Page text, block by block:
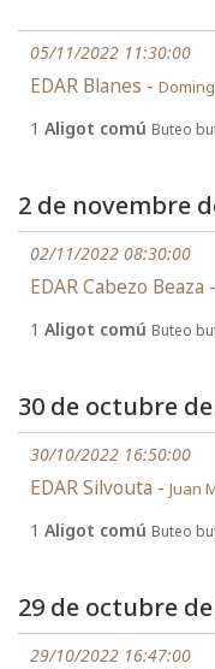
05/11/2022 11:30:00
EDAR Blanes -
1 Aligot comú Buteo
2 de novembre
02/11/2022 08:30:00
EDAR Cabezo Beaza -
1 Aligot comú Buteo
30 de octubre
30/10/2022 16:50:00
EDAR Silvouta - Juan
1 Aligot comú Buteo
29 de octubre
29/10/2022 16:47:00